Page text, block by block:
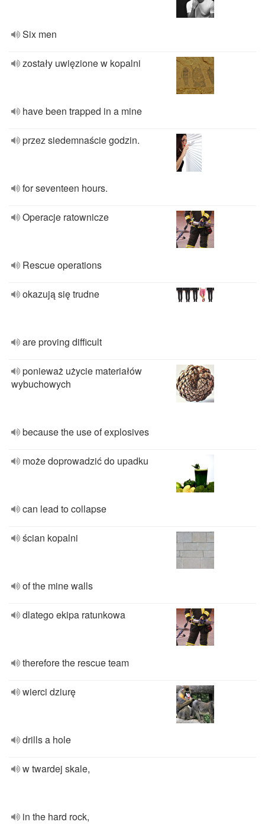
Six men
zostały uwięzione w kopalni
have been trapped in a mine
przez siedemnaście godzin.
for seventeen hours.
Operacje ratownicze
Rescue operations
okazują się trudne
are proving difficult
ponieważ użycie materiałów
wybuchowych
because the use of explosives
może doprowadzić do upadku
can lead to collapse
ścian kopalni
of the mine walls
dlatego ekipa ratunkowa
therefore the rescue team
wierci dziurę
drills a hole
w twardej skale,
in the hard rock,